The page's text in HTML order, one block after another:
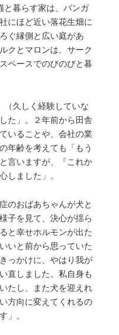
と暮らす家は、バンガ
にほど近い落花生畑に
ぐ縁側と広い庭があ
クとマロンは、サーク
ペースでのびのびと暮
（久しく経験していな
た」。２年前から田舎
いることや、会社の業
年齢を考えても「もう
言いますが、『これか
しました」。
のおばあちゃんが犬と
子を見て、決心が揺ら
と幸せホルモンが出た
いと前から思っていた
っかけに、やはり我が
直しました。私自身も
たし、また犬を迎えれ
方向に変えてくれるの
」。